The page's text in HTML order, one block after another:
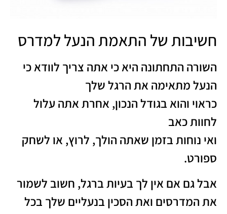
חשיבות של התאמת הנעל למדרס
השורה התחתונה היא כי אתה צריך לוודא כי
הנעל מתאימה את הרגל שלך
כראוי והוא בגודל הנכון, אחרת אתה עלול
לחוות כאב
ואי נוחות בזמן שאתה הולך, לרוץ, או לשחק
ספורט.
אבל גם אם אין לך בעיות ברגל, חשוב לשמור
את המדרסים ואת הסכין בנעליים שלך בכל